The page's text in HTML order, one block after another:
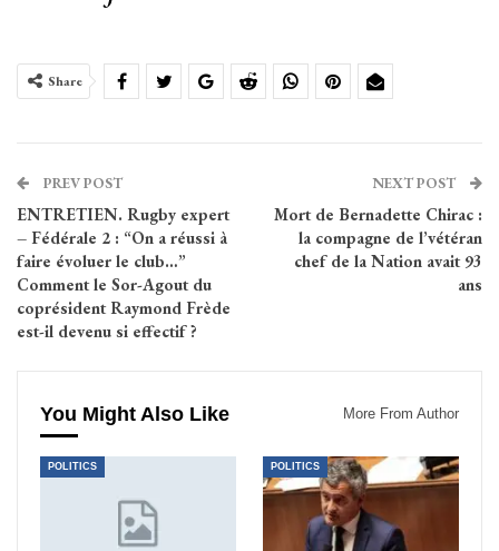
Share
PREV POST
ENTRETIEN. Rugby expert
– Fédérale 2 : “On a réussi à
faire évoluer le club…”
Comment le Sor-Agout du
coprésident Raymond Frède
est-il devenu si effectif ?
NEXT POST
Mort de Bernadette Chirac :
la compagne de l’vétéran
chef de la Nation avait 93
ans
You Might Also Like More From Author
POLITICS POLITICS